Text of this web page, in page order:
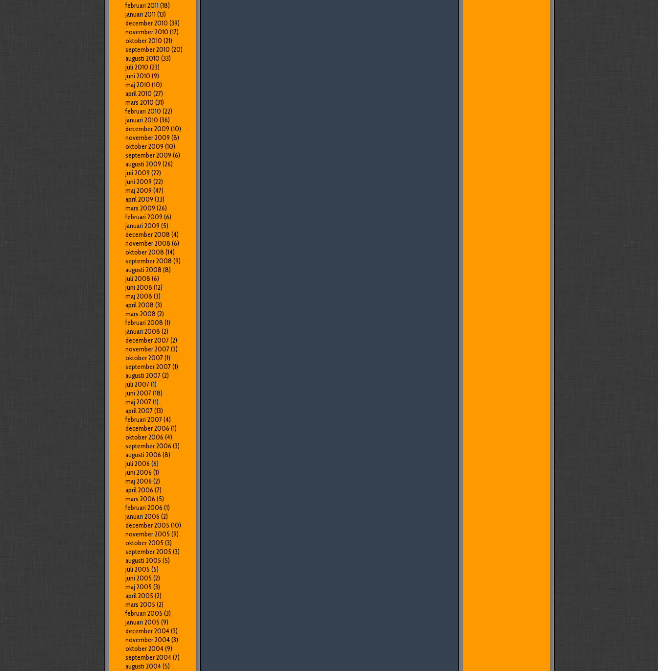
februari 2011 (18)
januari 2011 (13)
december 2010 (39)
november 2010 (17)
oktober 2010 (21)
september 2010 (20)
augusti 2010 (33)
juli 2010 (23)
juni 2010 (9)
maj 2010 (10)
april 2010 (27)
mars 2010 (31)
februari 2010 (22)
januari 2010 (36)
december 2009 (10)
november 2009 (8)
oktober 2009 (10)
september 2009 (6)
augusti 2009 (26)
juli 2009 (22)
juni 2009 (22)
maj 2009 (47)
april 2009 (33)
mars 2009 (26)
februari 2009 (6)
januari 2009 (5)
december 2008 (4)
november 2008 (6)
oktober 2008 (14)
september 2008 (9)
augusti 2008 (8)
juli 2008 (6)
juni 2008 (12)
maj 2008 (3)
april 2008 (3)
mars 2008 (2)
februari 2008 (1)
januari 2008 (2)
december 2007(2)
november 2007(3)
oktober 2007(1)
september 2007(1)
augusti 2007(2)
juli 2007(1)
juni 2007(18)
maj 2007(1)
april 2007(13)
februari 2007(4)
december 2006 (1)
oktober 2006 (4)
september 2006 (3)
augusti 2006 (8)
juli 2006 (6)
juni 2006 (1)
maj 2006 (2)
april 2006 (7)
mars 2006 (5)
februari 2006 (1)
januari 2006 (2)
december 2005 (10)
november 2005 (9)
oktober 2005 (3)
september 2005 (3)
augusti 2005 (5)
juli 2005 (5)
juni 2005 (2)
maj 2005 (3)
april 2005 (2)
mars 2005 (2)
februari 2005 (3)
januari 2005 (9)
december 2004(3)
november 2004(3)
oktober 2004(9)
september 2004(7)
augusti 2004(5)